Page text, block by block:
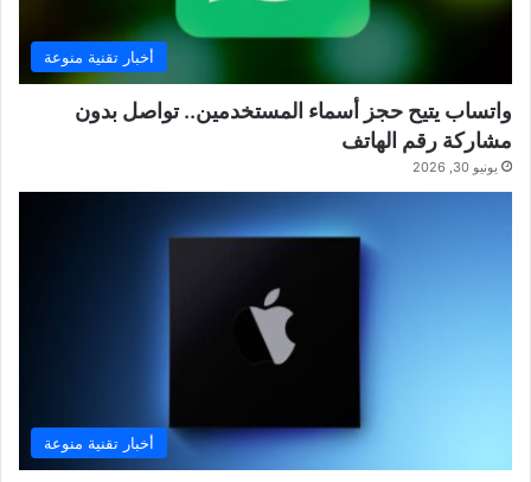
أخبار تقنية منوعة
واتساب يتيح حجز أسماء المستخدمين.. تواصل بدون
مشاركة رقم الهاتف
يونيو 30, 2026
أخبار تقنية منوعة